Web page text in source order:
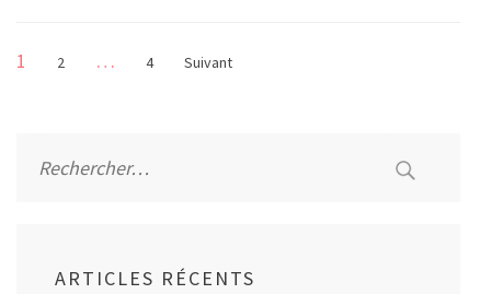
Pagination
Page
1 Page
2 … Page
4 Suivant
ARTICLES RÉCENTS